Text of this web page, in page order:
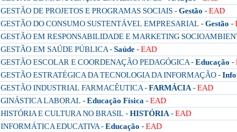
GESTÃO DE PROJETOS E PROGRAMAS SOCIAIS - Gestão - EAD
GESTÃO DO CONSUMO SUSTENTÁVEL EMPRESARIAL - Gestão -
GESTÃO EM RESPONSABILIDADE E MARKETING
GESTÃO EM SAÚDE PÚBLICA - Saúde- EAD
GESTÃO ESCOLAR E COORDENAÇÃO PEDAGÓGICA - Educação -
GESTÃO ESTRATÉGICA DA TECNOLOGIA DA INFORMAÇÃO -
GESTÃO INDUSTRIAL FARMACÊUTICA - FARMÁCIA- EAD
GINÁSTICA LABORAL - Educação Física - EAD
HISTÓRIA E CULTURA NO BRASIL - HISTÓRIA- EAD
INFORMÁTICA EDUCATIVA - Educação - EAD